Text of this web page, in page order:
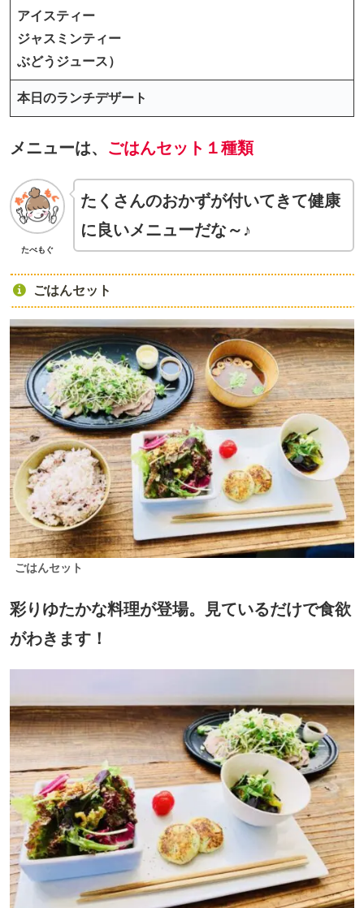
アイスティー
ジャスミンティー
ぶどうジュース）
本日のランチデザート
メニューは、 ごはんセット１種類
たべもぐ
たくさんのおかずが付いてきて健康
に良いメニューだな～♪
ごはんセット
ごはんセット
彩りゆたかな料理が登場。見ているだけで食欲
がわきます！